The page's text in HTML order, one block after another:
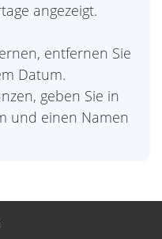
angezeigt.
entfernen Sie
Datum.
geben Sie in
und einen Namen